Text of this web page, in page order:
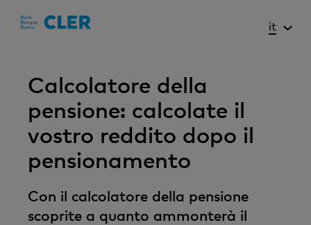
it
Calcolatore della
pensione: calcolate il
vostro reddito dopo il
pensionamento
Con il calcolatore della pensione
scoprite a quanto ammonterà il